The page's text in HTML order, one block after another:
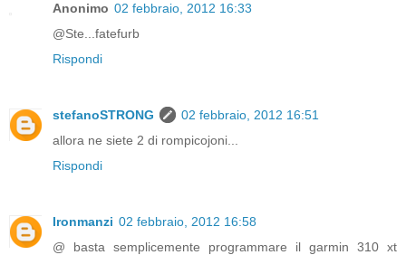
Anonimo 02 febbraio, 2012 16:33
@Ste...fatefurb
Rispondi
stefanoSTRONG
02 febbraio, 2012 16:51
allora ne siete 2 di rompicojoni...
Rispondi
Ironmanzi 02 febbraio, 2012 16:58
@ basta semplicemente programmare il garmin 310 xt